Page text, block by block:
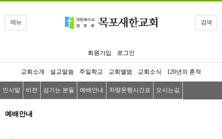
메뉴 검색
회원가입 로그인
교회소개 설교말씀 주일학교 교회앨범 교회소식 120년의 흔적
인사말 비전 섬기는 분들 예배안내 차량운행시간표 오시는길
예배안내